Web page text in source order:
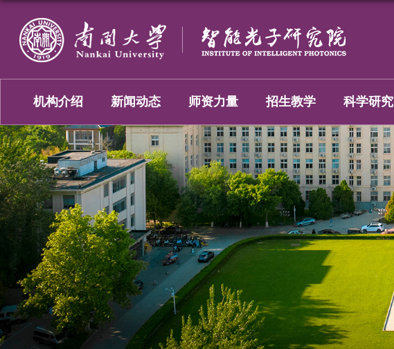
机构介绍 新闻动态 师资力量 招生教学 科学研究